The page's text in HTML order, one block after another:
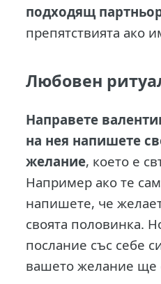
подходящ
препятствията ако
Любовен
Направете
на нея напишете
желание, което е
Например ако те
напишете, че
своята половинка.
послание със себе
вашето желание ще